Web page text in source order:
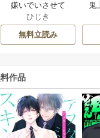
嫌いでいさせて
ひじき
無料立読み
鬼
作品